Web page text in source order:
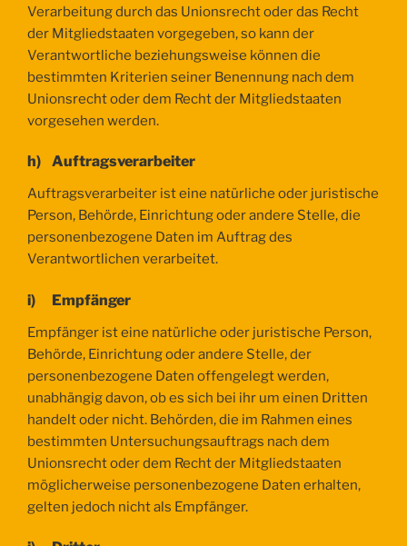
Verarbeitung durch das Unionsrecht oder das Recht
der Mitgliedstaaten vorgegeben, so kann der
Verantwortliche beziehungsweise können die
bestimmten Kriterien seiner Benennung nach dem
Unionsrecht oder dem Recht der Mitgliedstaaten
vorgesehen werden.
h) Auftragsverarbeiter
Auftragsverarbeiter ist eine natürliche oder juristische
Person, Behörde, Einrichtung oder andere Stelle, die
personenbezogene Daten im Auftrag des
Verantwortlichen verarbeitet.
i) Empfänger
Empfänger ist eine natürliche oder juristische Person,
Behörde, Einrichtung oder andere Stelle, der
personenbezogene Daten offengelegt werden,
unabhängig davon, ob es sich bei ihr um einen Dritten
handelt oder nicht. Behörden, die im Rahmen eines
bestimmten Untersuchungsauftrags nach dem
Unionsrecht oder dem Recht der Mitgliedstaaten
möglicherweise personenbezogene Daten erhalten,
gelten jedoch nicht als Empfänger.